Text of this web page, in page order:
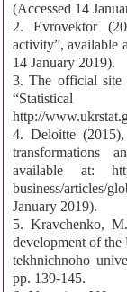
(Accessed 14
2. Evrovektor
activity”, available
14 January 2019).
3. The official site
http://
4. Deloitte
transformations
available at:
business/articles/
January 2019).
5. Kravchenko,
development of the
tekhnichnoho
pp. 139-145.